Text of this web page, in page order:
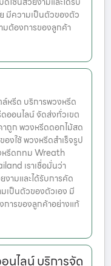
มีความเป็นตัวของตัว
มต้องการของลูกค้า
หรีด บริการพวงหรีด
ออนไลน์ จัดส่งทั่วเขต
าถูก พวงหรีดดอกไม้สด
งใช้ พวงหรีดสำเร็จรูป
รีดกทม Wreath
เราเชื่อมั่นว่า
ามและได้รับการคัด
ป็นตัวของตัวเอง มี
ารของลูกค้าอย่างแท้
ไลน์ บริการจัด